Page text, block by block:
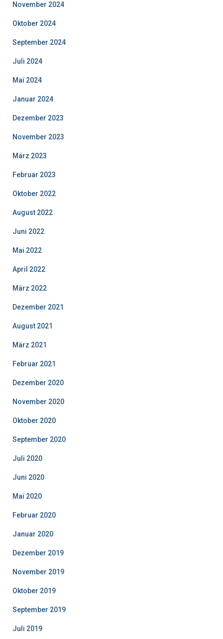
November 2024
Oktober 2024
September 2024
Juli 2024
Mai 2024
Januar 2024
Dezember 2023
November 2023
März 2023
Februar 2023
Oktober 2022
August 2022
Juni 2022
Mai 2022
April 2022
März 2022
Dezember 2021
August 2021
März 2021
Februar 2021
Dezember 2020
November 2020
Oktober 2020
September 2020
Juli 2020
Juni 2020
Mai 2020
Februar 2020
Januar 2020
Dezember 2019
November 2019
Oktober 2019
September 2019
Juli 2019